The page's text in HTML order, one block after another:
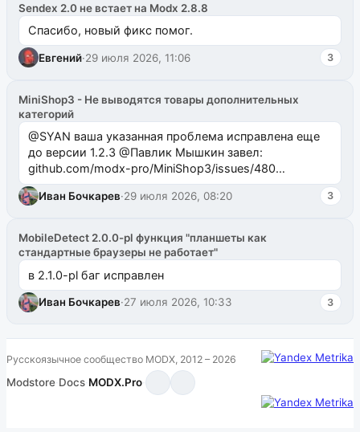
Sendex 2.0 не встает на Modx 2.8.8
Спасибо, новый фикс помог.
Евгений·29 июля 2026, 11:06 3
MiniShop3 - Не выводятся товары дополнительных
категорий
@SYAN ваша указанная проблема исправлена еще
до версии 1.2.3 @Павлик Мышкин завел:
github.com/modx-pro/MiniShop3/issues/480
github.com/modx-pro/MiniShop3/issues/481Исправим
в б...
Иван Бочкарев·29 июля 2026, 08:20 3
MobileDetect 2.0.0-pl функция "планшеты как
стандартные браузеры не работает"
в 2.1.0-pl баг исправлен
Иван Бочкарев·27 июля 2026, 10:33 3
Русскоязычное сообщество MODX, 2012 – 2026
Modstore·Docs·MODX.Pro·